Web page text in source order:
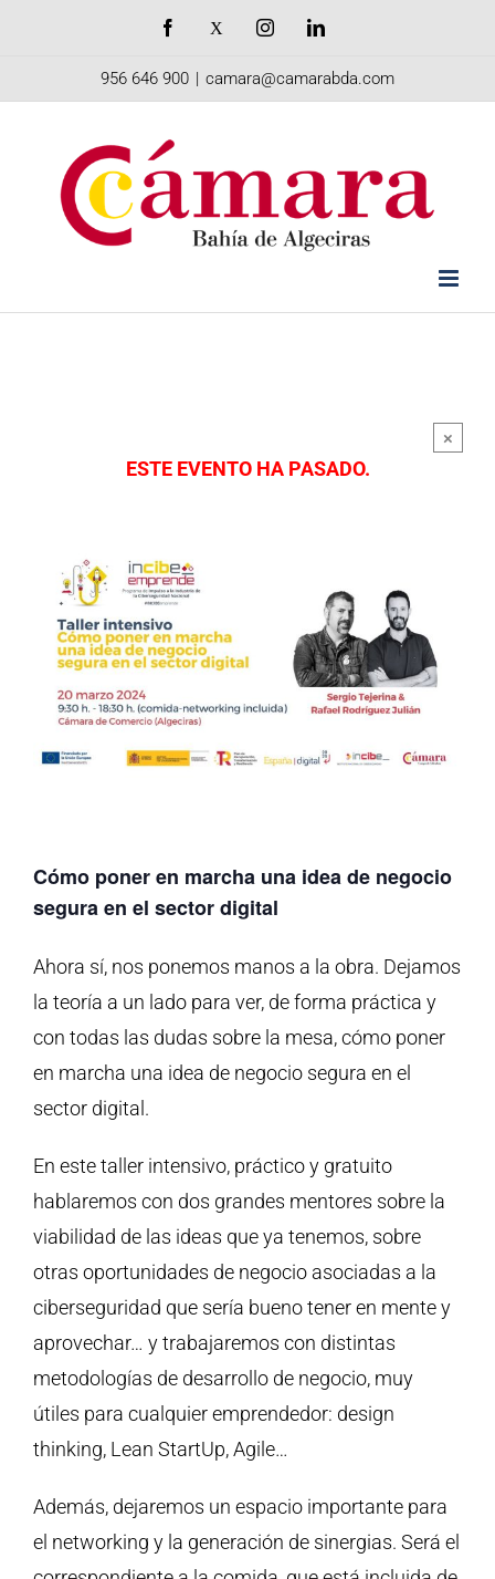
Facebook InstagramLinkedIn
956 646 900 | camara@camarabda.com
ESTE EVENTO HA PASADO.
×
Cómo poner en marcha una idea de negocio
segura en el sector digital
Ahora sí, nos ponemos manos a la obra. Dejamos
la teoría a un lado para ver, de forma práctica y
con todas las dudas sobre la mesa, cómo poner
en marcha una idea de negocio segura en el
sector digital.
En este taller intensivo, práctico y gratuito
hablaremos con dos grandes mentores sobre la
viabilidad de las ideas que ya tenemos, sobre
otras oportunidades de negocio asociadas a la
ciberseguridad que sería bueno tener en mente y
aprovechar… y trabajaremos con distintas
metodologías de desarrollo de negocio, muy
útiles para cualquier emprendedor: design
thinking, Lean StartUp, Agile…
Además, dejaremos un espacio importante para
el networking y la generación de sinergias. Será el